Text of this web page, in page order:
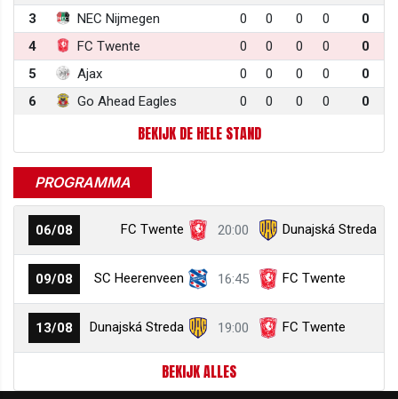
3
NEC Nijmegen 0 0 0 0
0
4
FC Twente 0 0 0 0
0
5
Ajax 0 0 0 0
0
6
Go Ahead Eagles 0 0 0 0 0
BEKIJK DE HELE STAND
PROGRAMMA
06/08 FC Twente 20:00 Dunajská Streda
09/08 SC Heerenveen 16:45 FC Twente
13/08 Dunajská Streda 19:00 FC Twente
BEKIJK ALLES